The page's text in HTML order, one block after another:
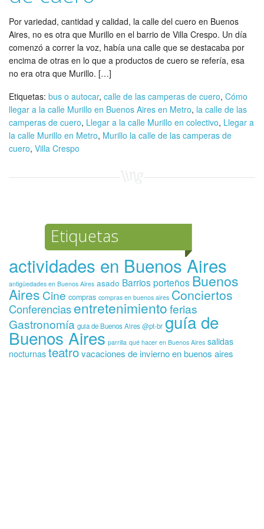
Por variedad, cantidad y calidad, la calle del cuero en Buenos
Aires, no es otra que Murillo en el barrio de Villa Crespo. Un día
comenzó a correr la voz, había una calle que se destacaba por
encima de otras en lo que a productos de cuero se refería, esa
no era otra que Murillo. […]
Etiquetas: bus o autocar, calle de las camperas de cuero, Cómo
llegar a la calle Murillo en Buenos Aires en Metro, la calle de las
camperas de cuero, Llegar a la calle Murillo en colectivo, Llegar a
la calle Murillo en Metro, Murillo la calle de las camperas de
cuero, Villa Crespo
Etiquetas
actividades en Buenos Aires
antigüedades en Buenos Aires asado Barrios porteños Buenos
Aires Cine compras compras en buenos aires Conciertos
Conferenciasentretenimientoferias
Gastronomía guia de Buenos Aires @pt-br guía de
Buenos Aires parrilla qué hacer en Buenos Aires salidas
nocturnas teatrovacaciones de invierno en buenos aires